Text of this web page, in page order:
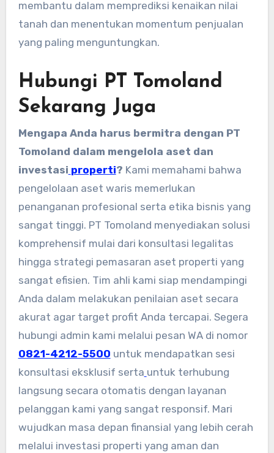
membantu dalam memprediksi kenaikan nilai
tanah dan menentukan momentum penjualan
yang paling menguntungkan.
Hubungi PT Tomoland
Sekarang Juga
Mengapa Anda harus bermitra dengan PT
Tomoland dalam mengelola aset dan
investasi properti? Kami memahami bahwa
pengelolaan aset waris memerlukan
penanganan profesional serta etika bisnis yang
sangat tinggi. PT Tomoland menyediakan solusi
komprehensif mulai dari konsultasi legalitas
hingga strategi pemasaran aset properti yang
sangat efisien. Tim ahli kami siap mendampingi
Anda dalam melakukan penilaian aset secara
akurat agar target profit Anda tercapai. Segera
hubungi admin kami melalui pesan WA di nomor
0821-4212-5500 untuk mendapatkan sesi
konsultasi eksklusif serta untuk terhubung
langsung secara otomatis dengan layanan
pelanggan kami yang sangat responsif. Mari
wujudkan masa depan finansial yang lebih cerah
melalui investasi properti yang aman dan